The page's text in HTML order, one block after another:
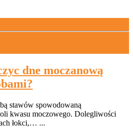
dne moczanową
wyleczyc
dne
stawów spowodowaną
kwasu moczowego. Dolegliwości
łokci,… ...